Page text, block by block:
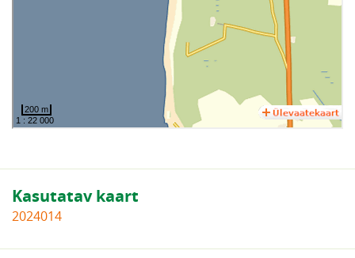
Kasutatav kaart
2024014